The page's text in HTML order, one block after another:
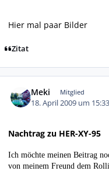
Hier mal paar Bilder
Zitat
Meki Mitglied
18. April 2009 um 15:33
Nachtrag zu HER-XY-95
Ich möchte meinen Beitrag
von meinem Freund dem